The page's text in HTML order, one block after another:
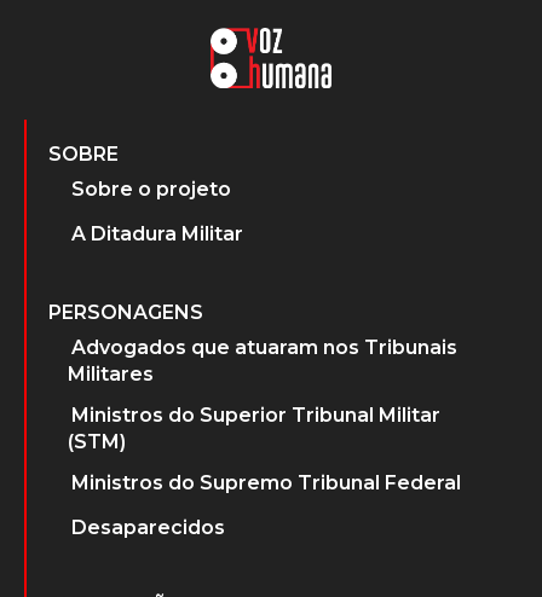
SOBRE
Sobre o projeto
A Ditadura Militar
PERSONAGENS
Advogados que atuaram nos Tribunais
Militares
Ministros do Superior Tribunal Militar
(STM)
Ministros do Supremo Tribunal Federal
Desaparecidos